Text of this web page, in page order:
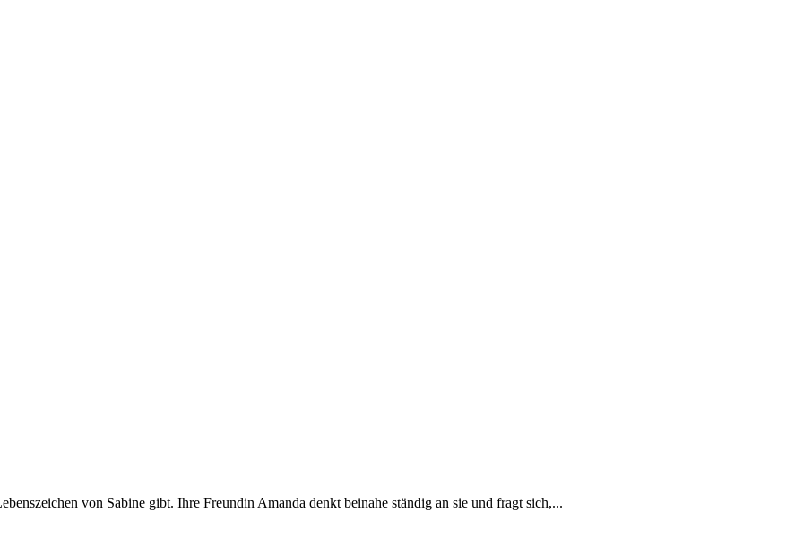
von Sabine gibt. Ihre Freundin Amanda denkt beinahe ständig an sie und fragt sich,...